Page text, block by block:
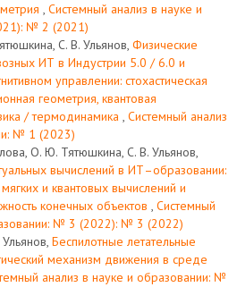
, Системный анализ в науке и
№ 2 (2021)
С. В. Ульянов, Физические
ИТ в Индустрии 5.0 / 6.0 и
управлении: стохастическая
геометрия, квантовая
/ термодинамика , Системный анализ
№ 1 (2023)
О. Ю. Тятюшкина, С. В. Ульянов,
вычислений в ИТ–образовании:
и квантовых вычислений и
конечных объектов , Системный
№ 3 (2022): № 3 (2022)
Беспилотные летательные
механизм движения в среде
анализ в науке и образовании: №